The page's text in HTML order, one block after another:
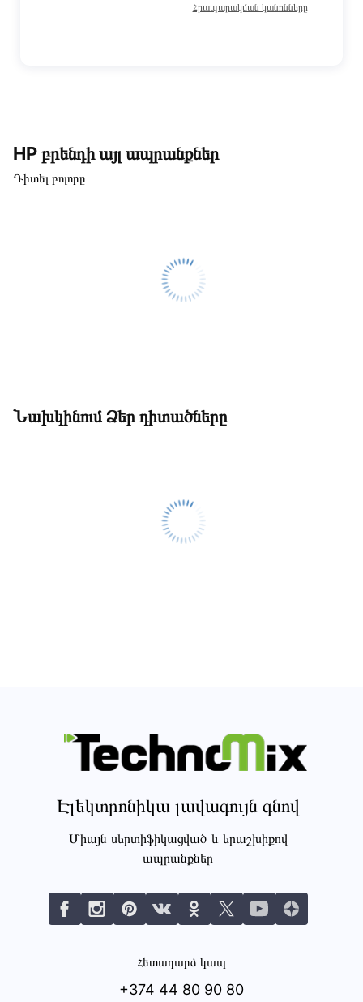
Հրապարակման կանոնները
HP բրենդի այլ ապրանքներ
Դիտել բոլորը
Նախկինում Ձեր դիտածները
Էլեկտրոնիկա լավագույն գնով
Միայն սերտիֆիկացված և երաշխիքով
ապրանքներ
Հետադարձ կապ
+374 44 80 90 80